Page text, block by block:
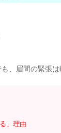
、眉間の緊張は
」理由